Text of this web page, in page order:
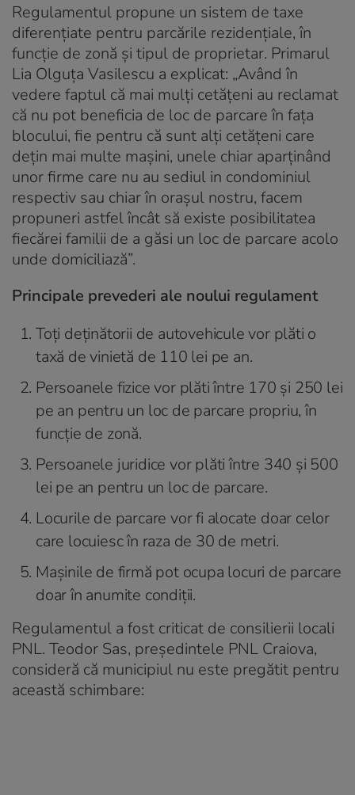
Regulamentul propune un sistem de taxe
diferențiate pentru parcările rezidențiale, în
funcție de zonă și tipul de proprietar. Primarul
Lia Olguța Vasilescu a explicat: „Având în
vedere faptul că mai mulți cetățeni au reclamat
că nu pot beneficia de loc de parcare în fața
blocului, fie pentru că sunt alți cetățeni care
dețin mai multe mașini, unele chiar aparținând
unor firme care nu au sediul in condominiul
respectiv sau chiar în orașul nostru, facem
propuneri astfel încât să existe posibilitatea
fiecărei familii de a găsi un loc de parcare acolo
unde domiciliază”.
Principale prevederi ale noului regulament
Toți deținătorii de autovehicule vor plăti o
taxă de vinietă de 110 lei pe an.
Persoanele fizice vor plăti între 170 și 250 lei
pe an pentru un loc de parcare propriu, în
funcție de zonă.
Persoanele juridice vor plăti între 340 și 500
lei pe an pentru un loc de parcare.
Locurile de parcare vor fi alocate doar celor
care locuiesc în raza de 30 de metri.
Mașinile de firmă pot ocupa locuri de parcare
doar în anumite condiții.
Regulamentul a fost criticat de consilierii locali
PNL. Teodor Sas, președintele PNL Craiova,
consideră că municipiul nu este pregătit pentru
această schimbare: